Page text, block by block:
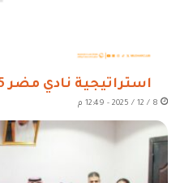
استراتيجية نادي مضر 2025-2026
8 / 12 / 2025 - 12:49 م